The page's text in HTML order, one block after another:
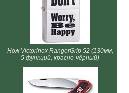
Нож Victorinox RangerGrip 52 (130мм,
5 функций, красно-чёрный)